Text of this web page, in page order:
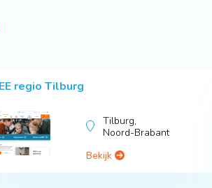
regio Tilburg
Tilburg,
Noord-Brabant
Bekijk